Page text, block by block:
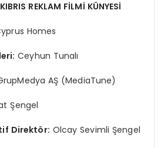
REKLAM FİLMİ KÜNYESİ
Homes
Ceyhun Tunalı
AŞ (MediaTune)
Şengel
Direktör: Olcay Sevimli Şengel